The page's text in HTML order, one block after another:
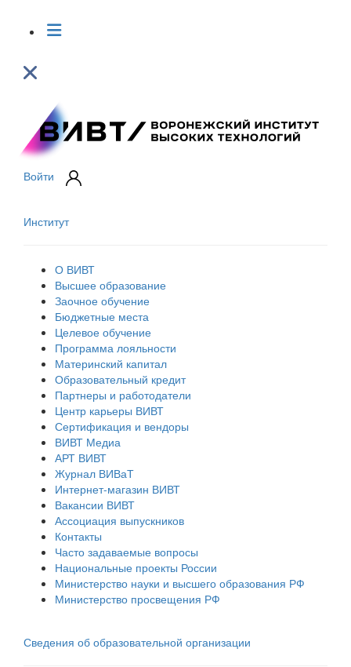
Войти
Институт
О ВИВТ
Высшее образование
Заочное обучение
Бюджетные места
Целевое обучение
Программа лояльности
Материнский капитал
Образовательный кредит
Партнеры и работодатели
Центр карьеры ВИВТ
Сертификация и вендоры
ВИВТ Медиа
АРТ ВИВТ
Журнал ВИВаТ
Интернет-магазин ВИВТ
Вакансии ВИВТ
Ассоциация выпускников
Контакты
Часто задаваемые вопросы
Национальные проекты России
Министерство науки и высшего образования РФ
Министерство просвещения РФ
Сведения об образовательной организации